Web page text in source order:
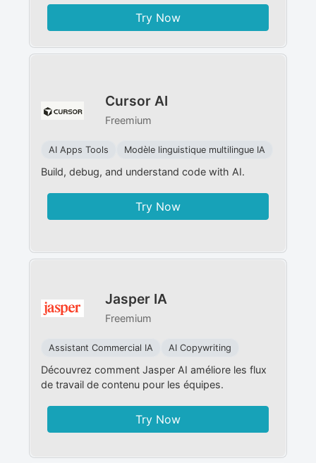
Try Now
Cursor AI
Freemium
AI Apps Tools Modèle linguistique multilingue IA
Build, debug, and understand code with AI.
Try Now
Jasper IA
Freemium
Assistant Commercial IA AI Copywriting
Découvrez comment Jasper AI améliore les flux
de travail de contenu pour les équipes.
Try Now